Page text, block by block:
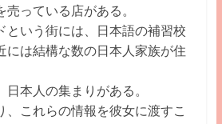
っている店がある。
という街には、日本語の補習校
には結構な数の日本人家族が住
本人の集まりがある。
、これらの情報を彼女に渡すこ